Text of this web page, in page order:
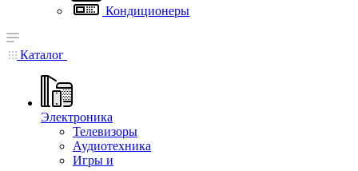
Кондиционеры
Каталог
Электроника
Телевизоры
Аудиотехника
Игры и